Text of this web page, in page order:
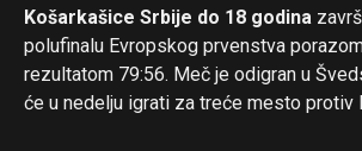
Košarkašice Srbije do 18 godina
polufinalu Evropskog prvenstva
rezultatom 79:56. Meč je odigran u
će u nedelju igrati za treće mesto protiv